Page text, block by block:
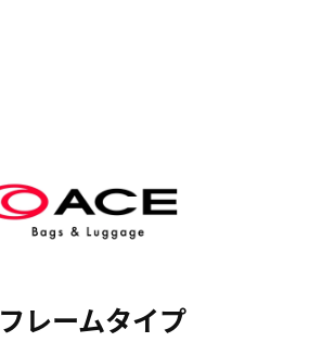
フレームタイプ